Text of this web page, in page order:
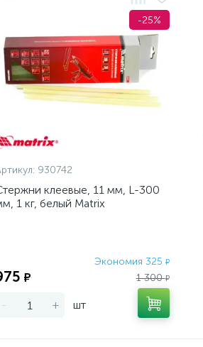
-25%
930742
клеевые, 11 мм, L-300
1 кг, белый Matrix
Экономия 325 ₽
₽ 1 300₽
- + шт